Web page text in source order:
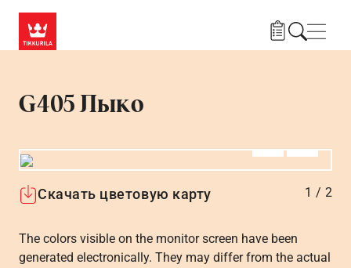
G405 Лыко
Скачать цветовую карту 1 / 2
The colors visible on the monitor screen have been
generated electronically. They may differ from the actual